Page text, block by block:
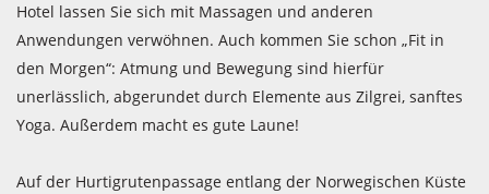
Hotel lassen Sie sich mit Massagen und anderen
Anwendungen verwöhnen. Auch kommen Sie schon „Fit in
den Morgen“: Atmung und Bewegung sind hierfür
unerlässlich, abgerundet durch Elemente aus Zilgrei, sanftes
Yoga. Außerdem macht es gute Laune!
Auf der Hurtigrutenpassage entlang der Norwegischen Küste